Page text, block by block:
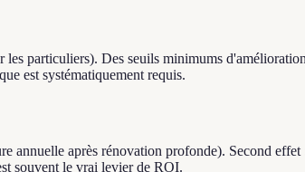
particuliers). Des seuils minimums
est systématiquement requis.
annuelle après rénovation profonde). Second
souvent le vrai levier de ROI.